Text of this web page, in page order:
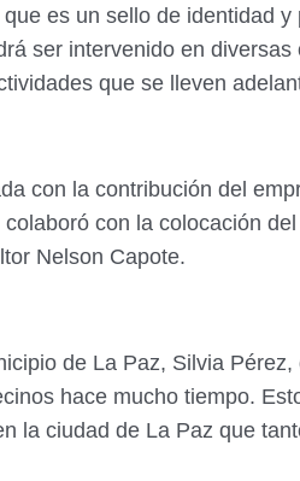
es un sello de identidad
ser intervenido en
que se lleven
con la contribución del
con la colocación
Nelson Capote.
de La Paz, Silvia Pérez,
hace mucho tiempo.
la ciudad de La Paz que